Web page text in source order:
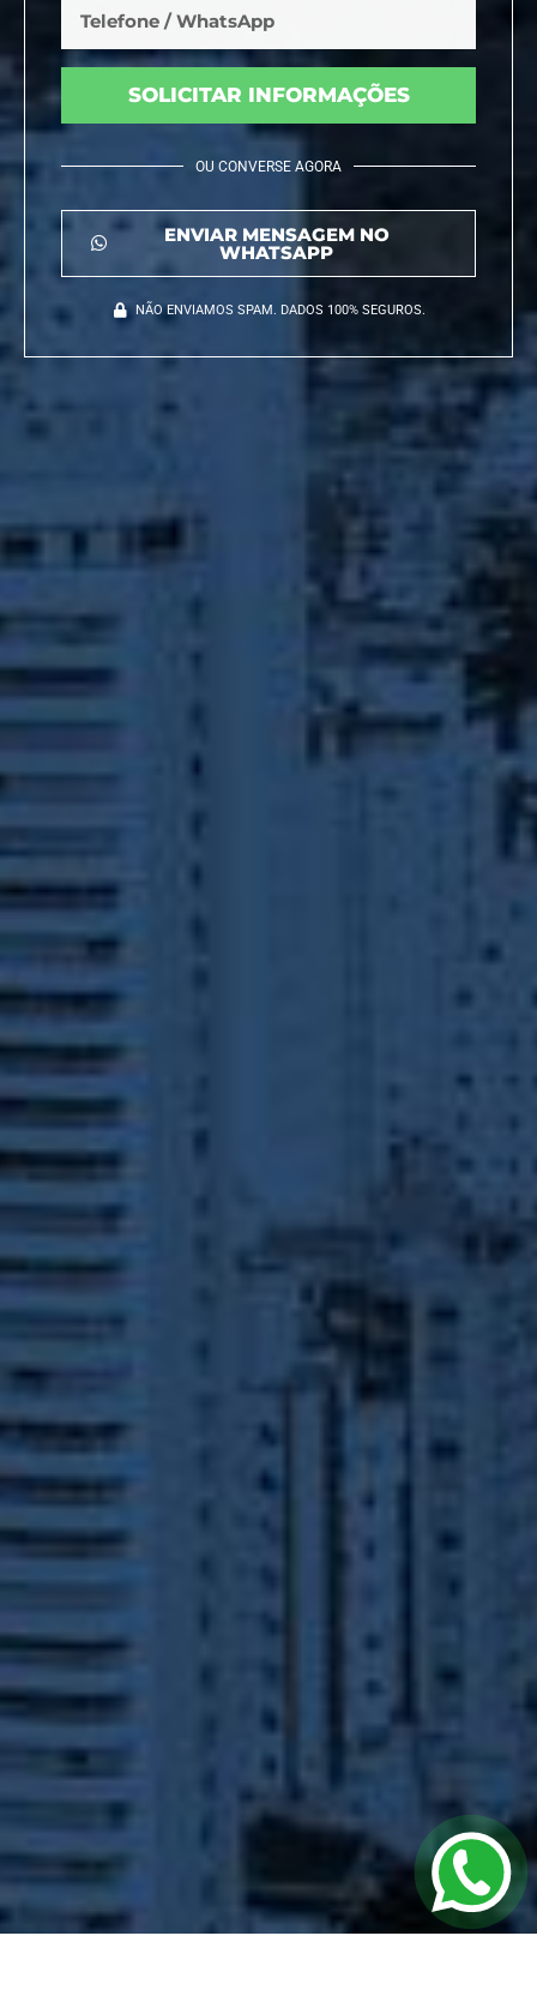
SOLICITAR INFORMAÇÕES
OU CONVERSE AGORA
ENVIAR MENSAGEM NO
WHATSAPP
NÃO ENVIAMOS SPAM. DADOS 100% SEGUROS.